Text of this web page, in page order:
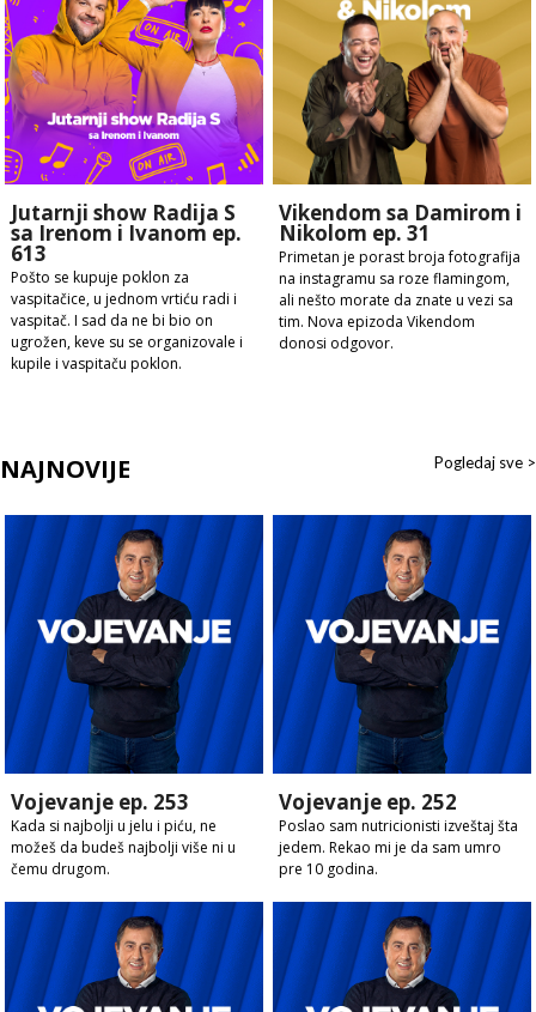
Jutarnji show Radija S
sa Irenom i Ivanom ep.
613
Pošto se kupuje poklon za
vaspitačice, u jednom vrtiću radi i
vaspitač. I sad da ne bi bio on
ugrožen, keve su se organizovale i
kupile i vaspitaču poklon.
Vikendom sa Damirom i
Nikolom ep. 31
Primetan je porast broja fotografija
na instagramu sa roze flamingom,
ali nešto morate da znate u vezi sa
tim. Nova epizoda Vikendom
donosi odgovor.
NAJNOVIJE Pogledaj sve >
Vojevanje ep. 253
Kada si najbolji u jelu i piću, ne
možeš da budeš najbolji više ni u
čemu drugom.
Vojevanje ep. 252
Poslao sam nutricionisti izveštaj šta
jedem. Rekao mi je da sam umro
pre 10 godina.